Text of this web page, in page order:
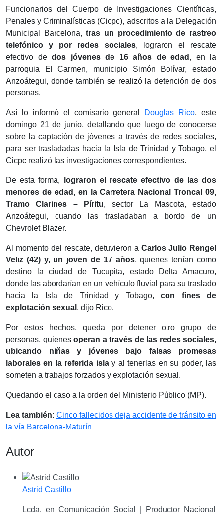
Funcionarios del Cuerpo de Investigaciones Científicas,
Penales y Criminalísticas (Cicpc), adscritos a la Delegación
Municipal Barcelona,tras un procedimiento de rastreo
telefónico y por redes sociales, lograron el rescate
efectivo de dos jóvenes de 16 años de edad , en la
parroquia El Carmen, municipio Simón Bolívar, estado
Anzoátegui, donde también se realizó la detención de dos
personas.
Así lo informó el comisario general Douglas Rico, este
domingo 21 de junio, detallando que luego de conocerse
sobre la captación de jóvenes a través de redes sociales,
para ser trasladadas hacia la Isla de Trinidad y Tobago, el
Cicpc realizó las investigaciones correspondientes.
De esta forma,
lograron el rescate efectivo de las dos
menores de edad, en la Carretera Nacional Troncal 09,
Tramo Clarines – Píritu, sector La Mascota, estado
Anzoátegui, cuando las trasladaban a bordo de un
Chevrolet Blazer.
Al momento del rescate, detuvieron a Carlos Julio Rengel
Veliz (42) y, un joven de 17 años, quienes tenían como
destino la ciudad de Tucupita, estado Delta Amacuro,
donde las abordarían en un vehículo fluvial para su traslado
hacia la Isla de Trinidad y Tobago,con fines de
explotación sexual , dijo Rico.
Por estos hechos, queda por detener otro grupo de
personas, quienes operan a través de las redes sociales,
ubicando niñas y jóvenes bajo falsas promesas
laborales en la referida islay al tenerlas en su poder, las
someten a trabajos forzados y explotación sexual.
Quedando el caso a la orden del Ministerio Público (MP).
Lea también: Cinco fallecidos deja accidente de tránsito en
la vía Barcelona-Maturín
Autor
Astrid Castillo
Lcda. en Comunicación Social | Productor Nacional